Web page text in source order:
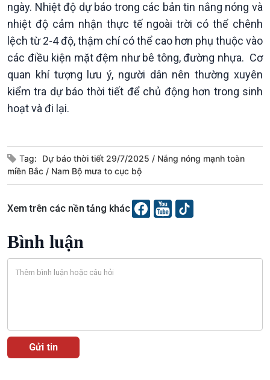
Xã hội
Tin Đời sống & Xã hội
360 độ Sức khỏe
Chuyển đổi Xanh
Tài nguyên và Môi trường
Chuyên gia của bạn
Xã hội chuyển động
Bước chân đến trường
Khoa học & Công nghệ
Tin Khoa học & Công nghệ
Kết nối công nghệ
Sống chung với biến đổi
khí hậu
Tin Văn hoá & Du lịch
Chát với người nổi tiếng
Câu chuyện Thể thao
Multimedia
ngày. Nhiệt độ dự báo trong các bản tin nắng nóng và
nhiệt độ cảm nhận thực tế ngoài trời có thể chênh
lệch từ 2-4 độ, thậm chí có thể cao hơn phụ thuộc vào
các điều kiện mặt đệm như bê tông, đường nhựa. Cơ
quan khí tượng lưu ý, người dân nên thường xuyên
kiểm tra dự báo thời tiết để chủ động hơn trong sinh
hoạt và đi lại.
Tag: Dự báo thời tiết 29/7/2025
Nắng nóng mạnh toàn
miền Bắc
Nam Bộ mưa to cục bộ
Xem trên các nền tảng khác
Bình luận